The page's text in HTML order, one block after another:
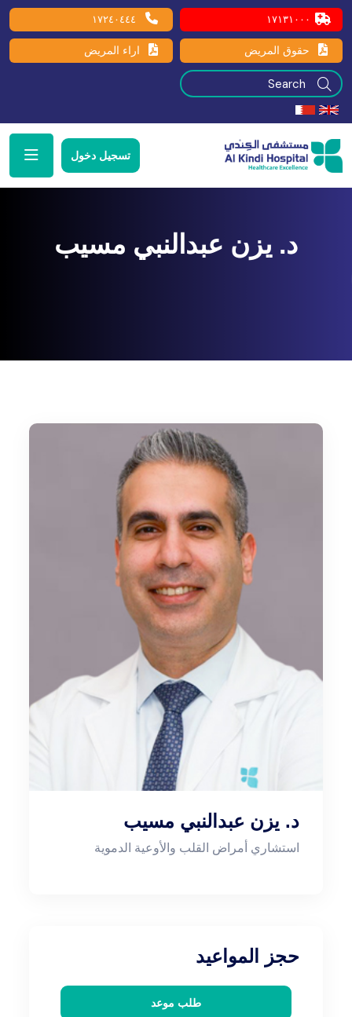
١٧١٣١٠٠٠ ١٧٢٤٠٤٤٤
حقوق المريض اراء المريض
تسجيل دخول
د. يزن عبدالنبي مسيب
د. يزن عبدالنبي مسيب
استشاري أمراض القلب والأوعية الدموية
حجز المواعيد
طلب موعد